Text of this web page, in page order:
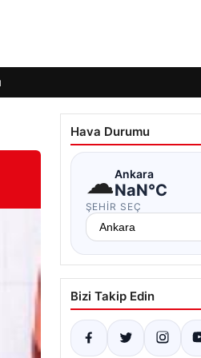
Hava Durumu
☁Ankara
NaN°C
ŞEHIR SEÇ
Bizi Takip Edin